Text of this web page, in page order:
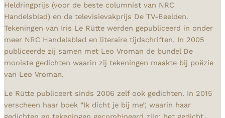
Heldringprijs (voor de beste columnist van NRC
Handelsblad) en de televisievakprijs De TV-Beelden.
Tekeningen van Iris Le Rütte werden gepubliceerd in onder
meer NRC Handelsblad en literaire tijdschriften. In 2005
publiceerde zij samen met Leo Vroman de bundel De
mooiste gedichten waarin zij tekeningen maakte bij poëzie
van Leo Vroman.
Le Rütte publiceert sinds 2006 zelf ook gedichten. In 2015
verscheen haar boek “Ik dicht je bij me”, waarin haar